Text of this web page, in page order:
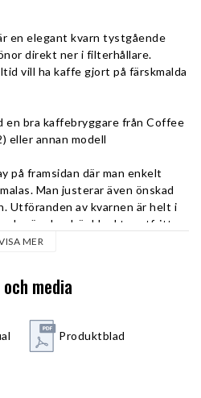
en elegant kvarn tystgående
direkt ner i filterhållare.
vill ha kaffe gjort på färskmalda
en bra kaffebryggare från Coffee
eller annan modell
på framsidan där man enkelt
Man justerar även önskad
Utföranden av kvarnen är helt i
prägel av högblankt rostfritt
i befintliga miljöer samt
Queens Original- och
MER
media
Produktblad